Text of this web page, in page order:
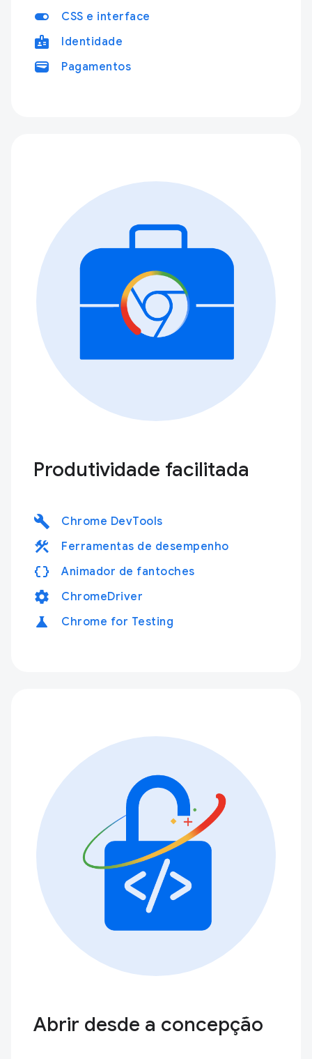
toggle_on CSS e interface
badge Identidade
wallet Pagamentos
Produtividade facilitada
build Chrome DevTools
construction Ferramentas de desempenho
data_object Animador de fantoches
settings ChromeDriver
science Chrome for Testing
Abrir desde a concepção